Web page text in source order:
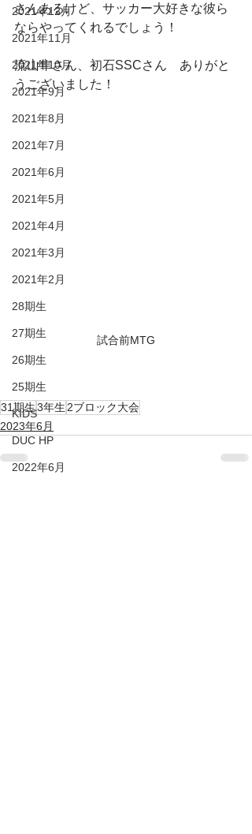
2021年12月
2021年11月
2021年10月
2021年9月
2021年8月
2021年7月
2021年6月
2021年5月
2021年4月
2021年3月
2021年2月
28期生
27期生
26期生
25期生
KIDS
DUC HP
2022年6月
さんあるけど、サッカー大好きな彼ら
ならやってくれるでしょう！
流山隼さん、初石SSCさん　ありがと
うございました！
試合前MTG
31期生3年生 2ブロック大会
2023年6月